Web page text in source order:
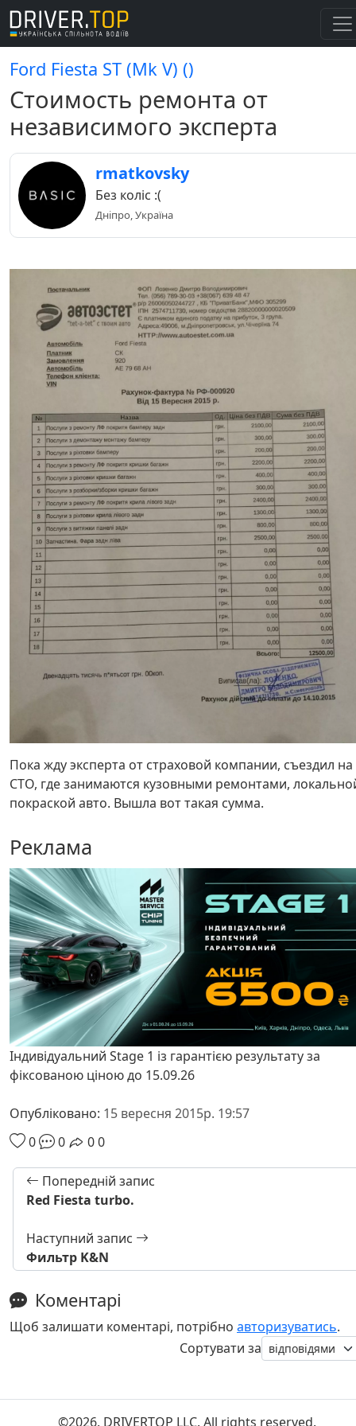
Ford Fiesta ST (Mk V) ()
Стоимость ремонта от
независимого эксперта
rmatkovsky
Без коліс :(
Дніпро, Україна
Пока жду эксперта от страховой компании, съездил на
СТО, где занимаются кузовными ремонтами,
покраской авто. Вышла вот такая сумма.
Реклама
Індивідуальний Stage 1 із гарантією результату за
фіксованою ціною до 15.09.26
Опубліковано: 15 вересня 2015р. 19:57
0
0 00
Попередній запис
Red Fiesta turbo.
Наступний запис
Фильтр K&N
Коментарі
Щоб залишати коментарі, потрібно авторизуватись.
Сортувати за
©2026. DRIVERTOP LLC. All rights reserved.